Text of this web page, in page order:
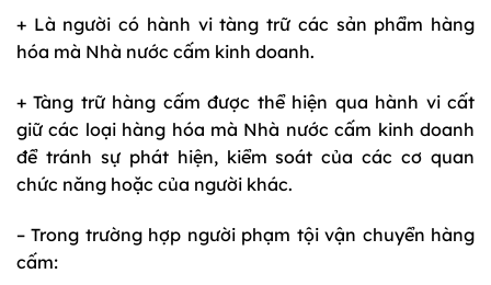
+ Là người có hành vi tàng trữ các sản phẩm hàng
hóa mà Nhà nước cấm kinh doanh.
+ Tàng trữ hàng cấm được thể hiện qua hành vi cất
giữ các loại hàng hóa mà Nhà nước cấm kinh doanh
để tránh sự phát hiện, kiểm soát của các cơ quan
chức năng hoặc của người khác.
– Trong trường hợp người phạm tội vận chuyển hàng
cấm: